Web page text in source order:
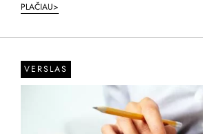
PLAČIAU>
VERSLAS